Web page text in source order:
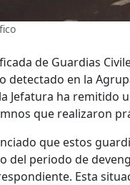
de Guardias
detectado en la
Jefatura ha
que realizaron
que estos
del periodo de
Esta